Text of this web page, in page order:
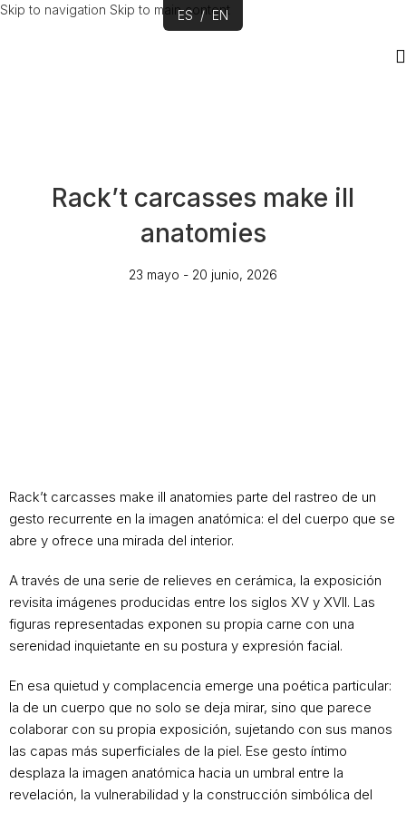
Skip to navigation Skip to main content
Rack’t carcasses make ill
anatomies
23 mayo - 20 junio, 2026
Rack’t carcasses make ill anatomies parte del rastreo de un
gesto recurrente en la imagen anatómica: el del cuerpo que se
abre y ofrece una mirada del interior.
A través de una serie de relieves en cerámica, la exposición
revisita imágenes producidas entre los siglos XV y XVII. Las
figuras representadas exponen su propia carne con una
serenidad inquietante en su postura y expresión facial.
En esa quietud y complacencia emerge una poética particular:
la de un cuerpo que no solo se deja mirar, sino que parece
colaborar con su propia exposición, sujetando con sus manos
las capas más superficiales de la piel. Ese gesto íntimo
desplaza la imagen anatómica hacia un umbral entre la
revelación, la vulnerabilidad y la construcción simbólica del
ES / EN